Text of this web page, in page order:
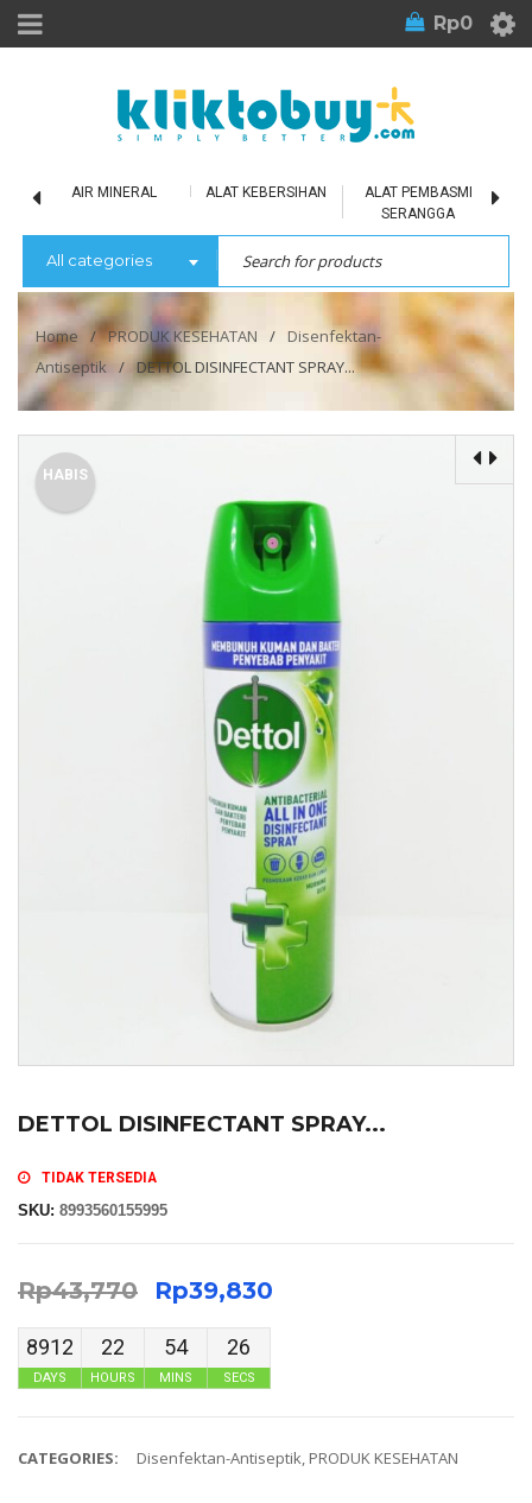
Rp0
AIR MINERAL ALAT KEBERSIHAN
ALAT PEMBASMI
SERANGGA
All categories
Home / PRODUK KESEHATAN / Disenfektan-
Antiseptik / DETTOL DISINFECTANT SPRAY...
HABIS
DETTOL DISINFECTANT SPRAY...
TIDAK TERSEDIA
SKU: 8993560155995
Rp43,770 Rp39,830
8912
DAYS
22
HOURS
54
MINS
26
SECS
CATEGORIES: Disenfektan-Antiseptik, PRODUK KESEHATAN